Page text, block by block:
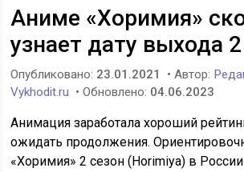
Аниме «Хоримия»
узнает дату выхода
Опубликовано: 23.01.2021 • Автор:
Vykhodit.ru • Обновлено: 04.06.2023
Анимация заработала хороший
ожидать продолжения.
«Хоримия» 2 сезон (Horimiya) в